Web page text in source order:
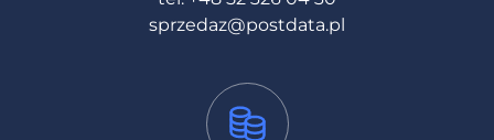
sprzedaz@postdata.pl